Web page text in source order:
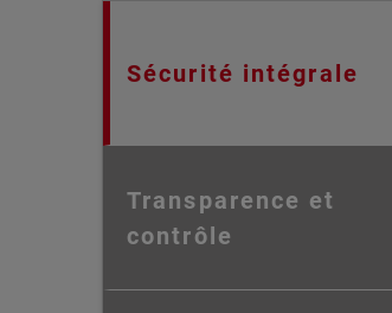
Sécurité intégrale
Transparence et
contrôle